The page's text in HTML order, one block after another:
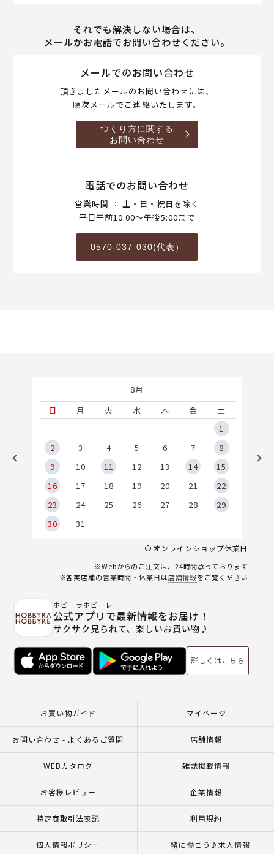
それでも解決しない場合は、
メールかお電話でお問い合わせください。
メールでのお問い合わせ
頂きましたメールのお問い合わせには、
順次メールでご連絡いたします。
つくり方に関する
お問い合わせ
電話でのお問い合わせ
営業時間 ： 土・日・祝日を除く
平日午前10:00～午後5:00まで
0570-037-030(代表）
8月
日
月 火 水 木 金
土
1
2
3 4 5 6 7
8
9
10 11 12 13 14
15
16
17 18 19 20 21
22
23
24 25 26 27 28
29
30
31
オンラインショップ休業日
※Webからのご注文は、24時間承っております
※各実店舗の営業時間・休業日は店舗情報をご覧ください
ホビーラホビーレ
公式アプリで最新情報をお届け！
サクサク見られて、楽しいお買い物♪
詳しくはこちら
お買い物ガイド マイページ
お問い合わせ - よくあるご質問 店舗情報
WEBカタログ 雑誌掲載情報
お客様レビュー 企業情報
特定商取引法表記 利用規約
個人情報ポリシー 一緒に働こう♪求人情報